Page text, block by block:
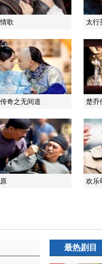
情歌 太行
奇之无间道 楚乔
欢乐
最热剧目